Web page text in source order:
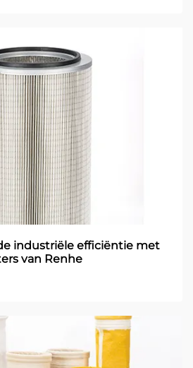
industriële efficiëntie met
van Renhe